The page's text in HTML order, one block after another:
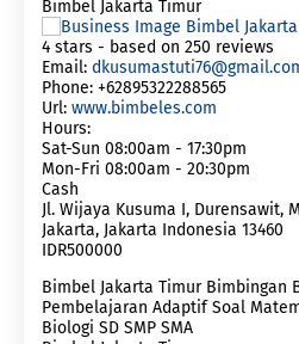
Bimbel Jakarta Timur
4 stars - based on 250 reviews
Email:
Phone: +62895322288565
Url: www.bimbeles.com
Hours:
Sat-Sun 08:00am - 17:30pm
Mon-Fri 08:00am - 20:30pm
Cash
Jl. Wijaya Kusuma I, Durensawit,
Jakarta, Jakarta Indonesia 13460
IDR500000
Bimbel Jakarta Timur Bimbingan
Pembelajaran Adaptif Soal
Biologi SD SMP SMA